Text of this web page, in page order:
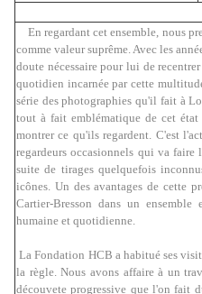
En regardant cet ensemble, nous
comme valeur suprême. Avec les
doute nécessaire pour lui de
quotidien incarnée par cette
série des photographies qu'il fait à
tout à fait emblématique de cet état
montrer ce qu'ils regardent. C'est
regardeurs occasionnels qui va
suite de tirages quelquefois
icônes. Un des avantages de cette
Cartier-Bresson dans un
humaine et quotidienne.
La Fondation HCB a habitué ses
la règle. Nous avons affaire à un
découvete progressive que l'on fait